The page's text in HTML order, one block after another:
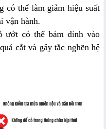
có thể làm giảm hiệu suất
vận hành.
ướt có thể bám dính vào
cắt và gây tắc nghẽn hệ